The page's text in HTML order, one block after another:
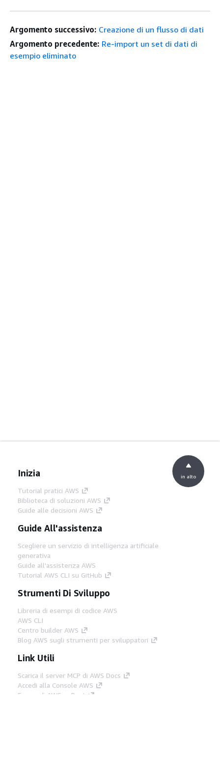
Argomento successivo: Creazione di un flusso di dati
Argomento precedente: Re-import un set di dati di
esempio eliminato
Inizia
Tutorial pratici AWS
Biblioteca di soluzioni AWS
Guide alle decisioni AWS
Guide All'assistenza
Scegliere un servizio di intelligenza artificiale
generativa
Guide all'assistenza AWS
Tutorial AWS CLI su GitHub
Strumenti Di Sviluppo
Libreria di esempi di codice AWS
AWS CLI
Centro builder AWS
Blog AWS sugli strumenti per sviluppatori
Link Utili
Scarica il server MCP di AWS Docs
Accedi alla Console AWS
Forum di AWS re:Post
in alto